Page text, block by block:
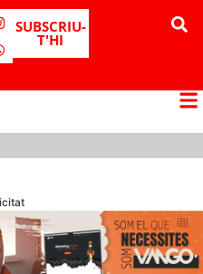
SUBSCRIU-
T'HI